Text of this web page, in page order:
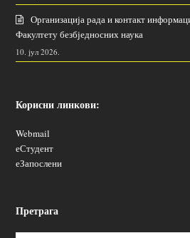
Организација рада и контакт
Факултету безбједносних наука
10. јул 2026.
Корисни линкови:
Webmail
еСтудент
еЗапослени
Претрага